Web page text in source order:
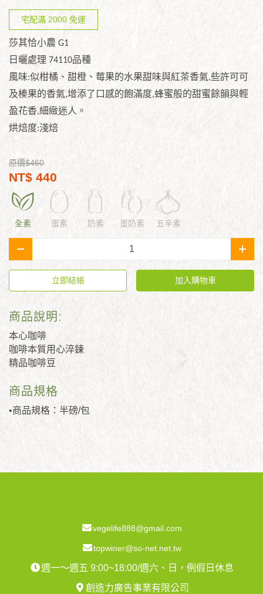
宅配滿 2000 免運
莎其恰小農 G1
日曬處理 74110品種
風味:似柑橘、甜橙、莓果的水果甜味與紅茶香氣,些許可可
及榛果的香氣,增添了口感的飽滿度,蜂蜜般的甜蜜餘韻與輕
盈花香,細緻迷人。
烘焙度:淺焙
原價$460
NT$ 440
全素 蛋素 奶素 蛋奶素 五辛素
- +
立即結帳 加入購物車
商品說明:
本心咖啡
咖啡本質用心淬鍊
精品咖啡豆
商品規格
•商品規格：半磅/包
vegelife888@gmail.com
topwiner@so-net.net.tw
週一～週五 9:00~18:00/週六、日，例假日休息
創造力廣告事業有限公司